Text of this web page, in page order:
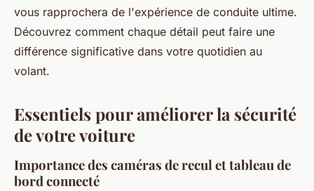
vous rapprochera de l'expérience de conduite ultime.
Découvrez comment chaque détail peut faire une
différence significative dans votre quotidien au
volant.
Essentiels pour améliorer la sécurité
de votre voiture
Importance des caméras de recul et tableau de
bord connecté